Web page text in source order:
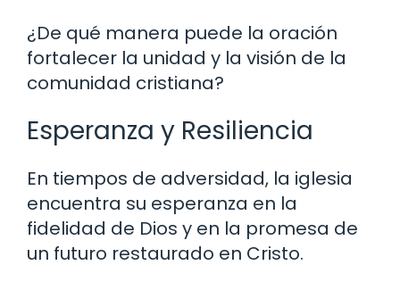
¿De qué manera puede la oración
fortalecer la unidad y la visión de la
comunidad cristiana?
Esperanza y Resiliencia
En tiempos de adversidad, la iglesia
encuentra su esperanza en la
fidelidad de Dios y en la promesa de
un futuro restaurado en Cristo.